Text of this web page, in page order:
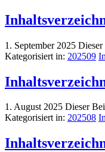
1. September 2025 Dieser
Kategorisiert in: 202509
1. August 2025 Dieser
Kategorisiert in: 202508